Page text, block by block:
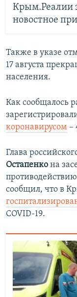
Крым.Реалии
новостное
Также в указе
17 августа
населения.
Как сообщалось
коронавирусом –
Глава
Остапенко на
сообщил, что в
COVID-19.